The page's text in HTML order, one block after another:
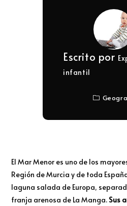
Escrito por
infantil
El Mar Menor es uno de los
Región de Murcia y de toda
laguna salada de Europa,
franja arenosa de La Manga. Sus